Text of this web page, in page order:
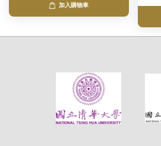
加入購物車